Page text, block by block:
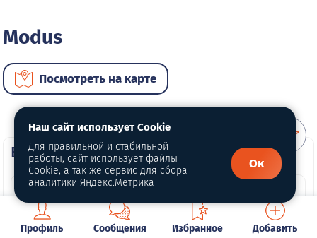
Modus
Посмотреть на карте
ВИП автомобили
Профиль Сообщения Избранное Добавить
Наш сайт использует Cookie
Для правильной и стабильной
работы, сайт использует файлы
Cookie, а так же сервис для сбора
аналитики Яндекс.Метрика
Ок